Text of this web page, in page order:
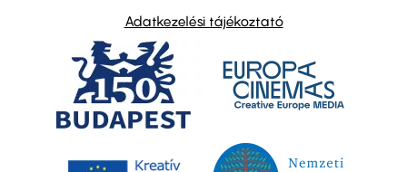
Adatkezelési tájékoztató